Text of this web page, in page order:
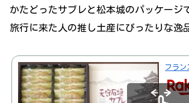
かたどったサブレと松本城のパッケージ
旅行に来た人の推し土産にぴったりな逸
フラ